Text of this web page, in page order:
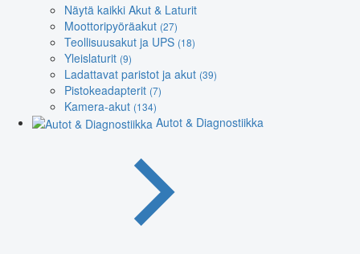
Näytä kaikki Akut & Laturit
Moottoripyöräakut (27)
Teollisuusakut ja UPS (18)
Yleislaturit (9)
Ladattavat paristot ja akut (39)
Pistokeadapterit (7)
Kamera-akut (134)
Autot & Diagnostiikka